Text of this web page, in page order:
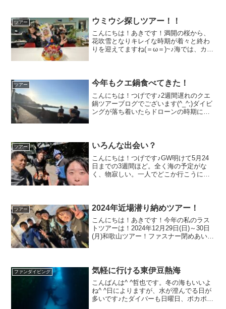
ね(*´∀｀...
ツアー ウミウシ探しツアー！！
こんにちは！あきです！満開の桜から、
花吹雪となりキレイな時期が着々と終わ
りを迎えてますね(＝ω＝)~♪海では、カワ
つつ、かわい...
ツアー 今年もクエ鍋食べてきた！
こんにちは！つげです♪2週間遅れのクエ
鍋ツアーブログでございます(^_^;)ダイビ
ングが落ち着いたらドローンの時期にな
ツアー報告...
ツアー いろんな出会い？
こんにちは！つげです♪GW明けて5月24
日までの3週間ほど。全く海の予定がな
く、物寂しい。一人でどこか行こうに
た私。旦那の要望でフィ...
ツアー 2024年近場潜り納めツアー！
こんにちは！あきです！今年の私のラス
トツアーは！2024年12月29日(日)～30日
(月)和歌山ツアー！ファスナー閉めあいっ
面影...
ファンダイビング 気軽に行ける東伊豆熱海
こんばんは^ ^哲也です。冬の海もいいよ
ね^ ^日によりますが、水が澄んでる日が
多いです♪たダイバーも日曜日、ポカポカ